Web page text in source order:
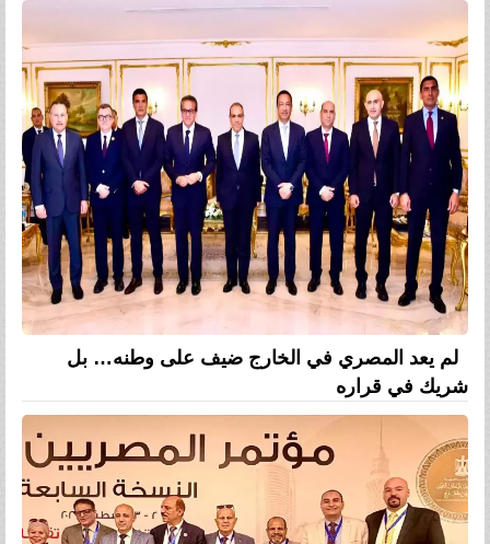
لم يعد المصري في الخارج ضيف على وطنه… بل
شريك في قراره